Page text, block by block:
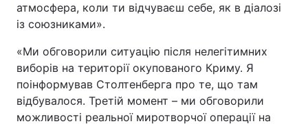
атмосфера, коли ти відчуваєш себе, як в діалозі
із союзниками».
«Ми обговорили ситуацію після нелегітимних
виборів на території окупованого Криму. Я
поінформував Столтенберга про те, що там
відбувалося. Третій момент – ми обговорили
можливості реальної миротворчої операції на